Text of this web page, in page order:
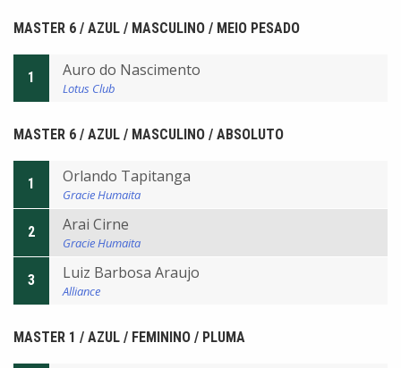
MASTER 6 / AZUL / MASCULINO / MEIO PESADO
1 Auro do Nascimento
Lotus Club
MASTER 6 / AZUL / MASCULINO / ABSOLUTO
1 Orlando Tapitanga
Gracie Humaita
2 Arai Cirne
Gracie Humaita
3 Luiz Barbosa Araujo
Alliance
MASTER 1 / AZUL / FEMININO / PLUMA